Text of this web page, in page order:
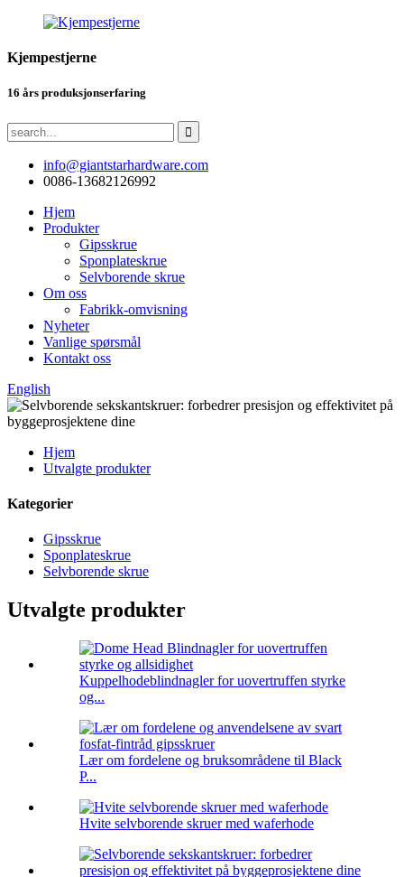
Kjempestjerne
16 års produksjonserfaring
info@giantstarhardware.com
0086-13682126992
Hjem
Produkter
Gipsskrue
Sponplateskrue
Selvborende skrue
Om oss
Fabrikk-omvisning
Nyheter
Vanlige spørsmål
Kontakt oss
English
Hjem
Utvalgte produkter
Kategorier
Gipsskrue
Sponplateskrue
Selvborende skrue
Utvalgte produkter
Kuppelhodeblindnagler for uovertruffen styrke
og...
Lær om fordelene og bruksområdene til Black
P...
Hvite selvborende skruer med waferhode